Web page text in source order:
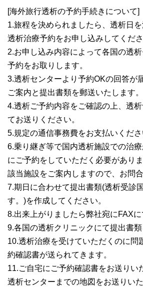
[海外旅行透析の予約手続きについて]
1.旅程を決められましたら、透析日
透析治療予約をお申し込みしてくださ
2.お申し込み内容によって各国の透
予約をお取りします。
3.透析センターより予約OKの回答が
ご案内と提出書類を郵送いたします。
4.透析ご予約内容をご確認の上、透
てお送りください。
5.規定の通信事務費をお支払いくださ
6.乗り継ぎ等で国内透析施設での治
にご予約をしていただく必要がありま
該当施設をご案内しますので、お問
7.期日に合わせて提出書類(透析受診
す。)を作成してください。
8.出来上がりましたら弊社宛にFAXに
9.各国の透析クリニックにて提出書類
10.透析治療を受けていただくのに問
約確認書が送られてきます。
11.ご自宅にご予約確認書をお送りい
透析センターまでの地図をお送りいた